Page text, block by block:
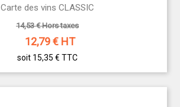
Carte des vins CLASSIC
14,53 € Hors taxes
12,79€ HT
soit 15,35 € TTC